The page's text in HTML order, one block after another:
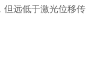
但远低于激光位移传